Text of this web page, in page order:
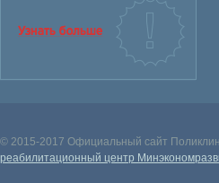
© 2015-2017 Официальный сайт
реабилитационный центр